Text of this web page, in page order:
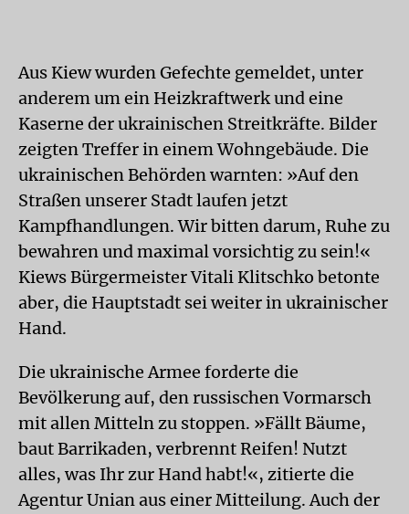
Aus Kiew wurden Gefechte gemeldet, unter
anderem um ein Heizkraftwerk und eine
Kaserne der ukrainischen Streitkräfte. Bilder
zeigten Treffer in einem Wohngebäude. Die
ukrainischen Behörden warnten: »Auf den
Straßen unserer Stadt laufen jetzt
Kampfhandlungen. Wir bitten darum, Ruhe zu
bewahren und maximal vorsichtig zu sein!«
Kiews Bürgermeister Vitali Klitschko betonte
aber, die Hauptstadt sei weiter in ukrainischer
Hand.
Die ukrainische Armee forderte die
Bevölkerung auf, den russischen Vormarsch
mit allen Mitteln zu stoppen. »Fällt Bäume,
baut Barrikaden, verbrennt Reifen! Nutzt
alles, was Ihr zur Hand habt!«, zitierte die
Agentur Unian aus einer Mitteilung. Auch der